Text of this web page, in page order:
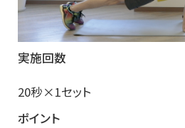
実施回数
20秒×1セット
ポイント